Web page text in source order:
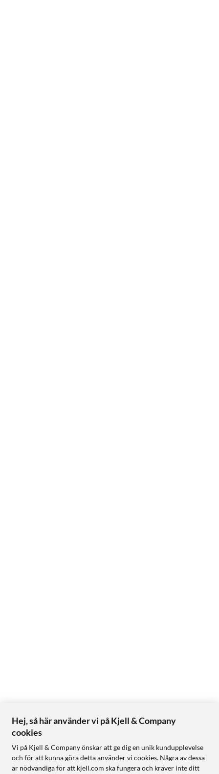
Hej, så här använder vi på Kjell & Company
cookies
Vi på Kjell & Company önskar att ge dig en unik kundupplevelse
och för att kunna göra detta använder vi cookies. Några av dessa
är nödvändiga för att kjell.com ska fungera och kräver inte ditt